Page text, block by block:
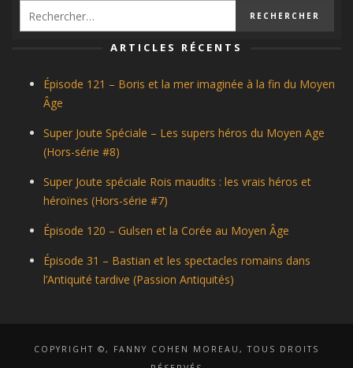
ARTICLES RÉCENTS
Épisode 121 – Boris et la mer imaginée à la fin du Moyen
Âge
Super Joute Spéciale – Les supers héros du Moyen Age
(Hors-série #8)
Super Joute spéciale Rois maudits : les vrais héros et
héroïnes (Hors-série #7)
Épisode 120 – Gulsen et la Corée au Moyen Âge
Épisode 31 – Bastian et les spectacles romains dans
l’Antiquité tardive (Passion Antiquités)
COPYRIGHT ©, FANNY COHEN MOREAU, TOUS DROITS